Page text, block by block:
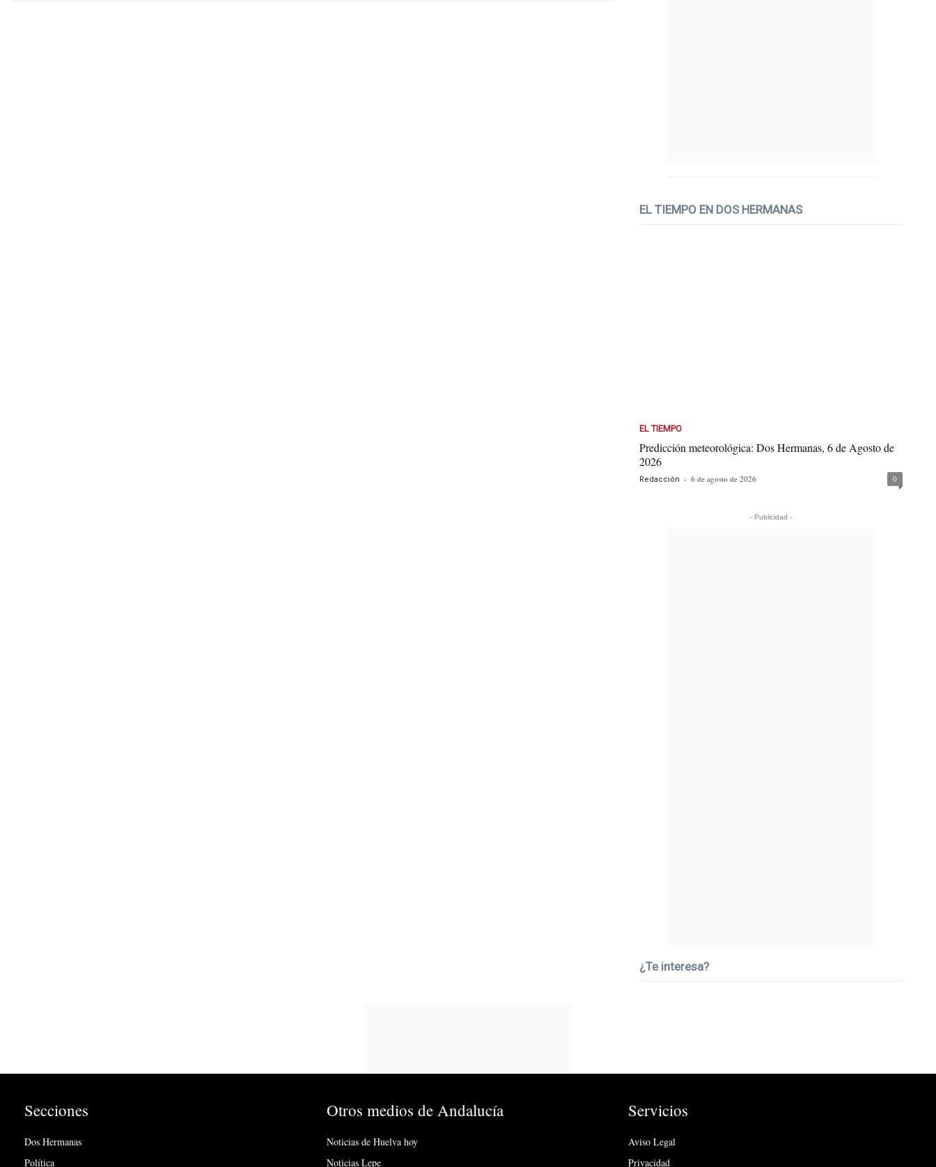
EL TIEMPO EN DOS HERMANAS
EL TIEMPO
Predicción meteorológica: Dos Hermanas, 6 de Agosto de
2026
Redacción - 6 de agosto de 2026 0
- Publicidad -
¿Te interesa?
Secciones
Dos Hermanas
Política
Otros medios de Andalucía
Noticias de Huelva hoy
Noticias Lepe
Servicios
Aviso Legal
Privacidad